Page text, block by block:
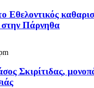
Εθελοντικός
στην Πάρνηθα
Σκιρίτιδας,